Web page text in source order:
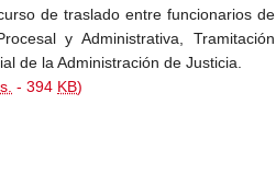
de traslado entre funcionarios de
y Administrativa, Tramitación
de la Administración de Justicia.
- 394 KB)